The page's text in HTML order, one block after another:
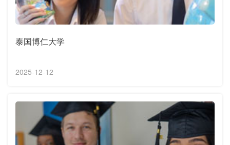
泰国博仁大学
2025-12-12